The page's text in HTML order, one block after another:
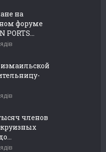
на
форуме
PORTS...
членов